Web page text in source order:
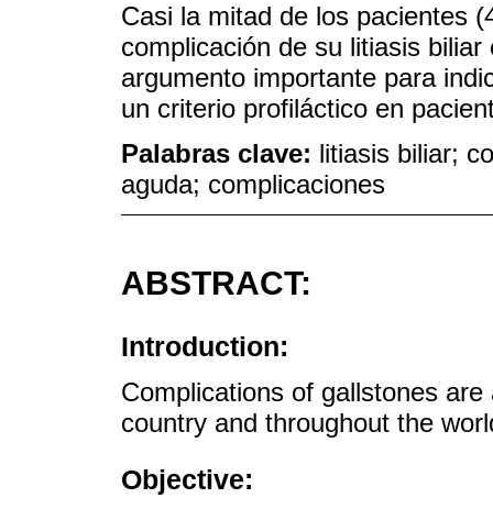
Casi la mitad de los pacientes
complicación de su litiasis
argumento importante para
un criterio profiláctico en
Palabras clave: litiasis biliar;
aguda; complicaciones
ABSTRACT:
Introduction:
Complications of gallstones
country and throughout the
Objective: